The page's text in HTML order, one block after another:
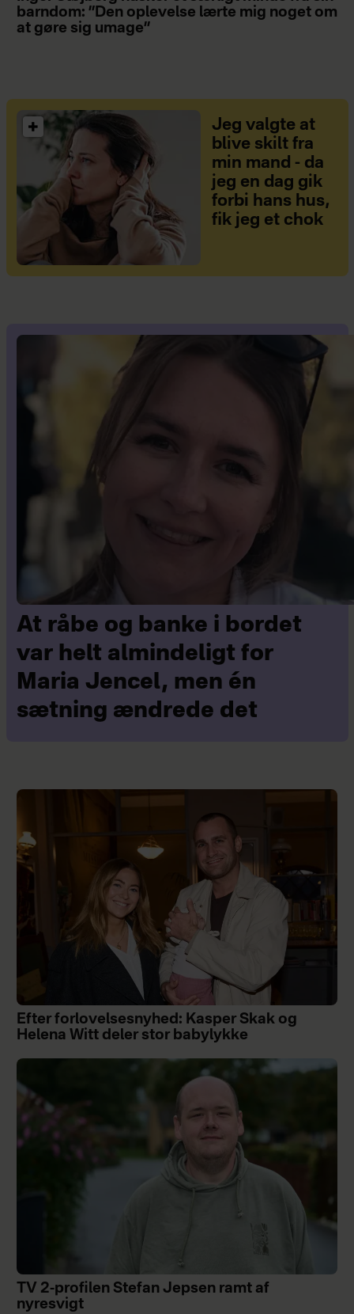
barndom: ”Den oplevelse lærte mig noget om
at gøre sig umage”
Jeg valgte at
blive skilt fra
min mand - da
jeg en dag gik
forbi hans hus,
fik jeg et chok
At råbe og banke i bordet
var helt almindeligt for
Maria Jencel, men én
sætning ændrede det
Efter forlovelsesnyhed: Kasper Skak og
Helena Witt deler stor babylykke
TV 2-profilen Stefan Jepsen ramt af
nyresvigt